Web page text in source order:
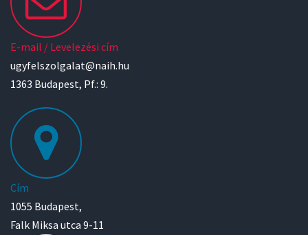
E-mail / Levelezési cím
ugyfelszolgalat@naih.hu
1363 Budapest, Pf.: 9.
Cím
1055 Budapest,
Falk Miksa utca 9-11